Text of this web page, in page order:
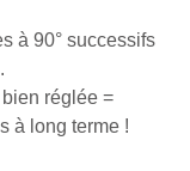
à 90° successifs
réglée =
à long terme !